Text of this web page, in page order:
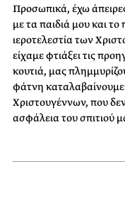
Προσωπικά, έχω
με τα παιδιά μου και
ιεροτελεστία των
είχαμε φτιάξει τις
κουτιά, μας
φάτνη
Χριστουγέννων, που
ασφάλεια του σπιτιού